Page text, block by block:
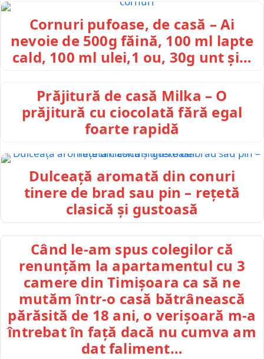
Cornuri pufoase, de casă – Ai
nevoie de 500g făină, 100 ml lapte
cald, 100 ml ulei,1 ou, 30g unt și…
Prăjitură de casă Milka – O
prăjitură cu ciocolată fără egal
foarte rapidă
Dulceață aromată din conuri
tinere de brad sau pin – rețetă
clasică și gustoasă
Când le-am spus colegilor că
renunțăm la apartamentul cu 3
camere din Timișoara ca să ne
mutăm într-o casă bătrânească
părăsită de 18 ani, o verișoară m-a
întrebat în față dacă nu cumva am
dat faliment…